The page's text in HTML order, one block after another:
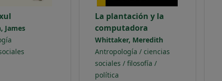
James
La plantación y la
computadora
Whittaker, Meredith
Antropología / ciencias
sociales / filosofía /
política